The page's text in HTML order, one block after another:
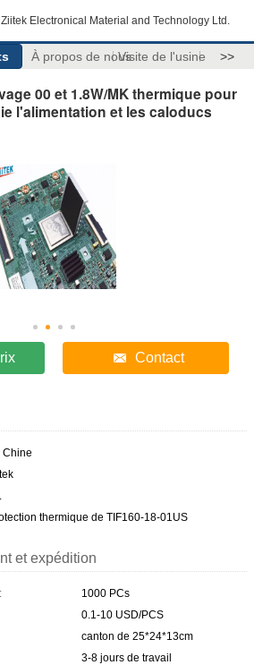
Electronical Material and Technology Ltd.
À propos de nousVisite de l'usine >>
00 et 1.8W/MK thermique pour
l'alimentation et les caloducs
Contact
Chine
thermique de TIF160-18-01US
et expédition
1000 PCs
0.1-10 USD/PCS
canton de 25*24*13cm
3-8 jours de travail